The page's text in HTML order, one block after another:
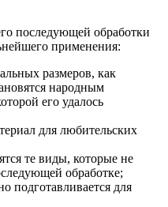
последующей обработки
применения:
размеров, как
народным
его удалось
для любительских
те виды, которые не
обработке;
подготавливается для